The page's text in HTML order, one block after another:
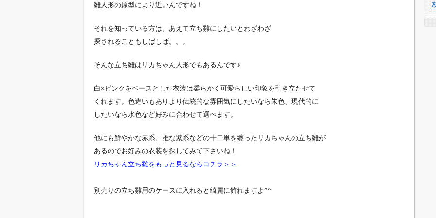
雛人形の原型により近いんですね！
それを知っている方は、あえて立ち雛にしたいとわざわざ
探されることもしばしば。。。
そんな立ち雛はリカちゃん人形でもあるんです♪
白×ピンクをベースとした衣装は柔らかく可愛らしい印象を引き立たせて
くれます。色違いもありより伝統的な雰囲気にしたいなら朱色、現代的に
したいなら水色など好みに合わせて選べます。
他にも鮮やかな赤系、雅な紫系などの十二単を纏ったリカちゃんの立ち雛が
あるのでお好みの衣装を探してみて下さいね！
リカちゃん立ち雛をもっと見るならコチラ＞＞
別売りの立ち雛用のケースに入れると綺麗に飾れますよ^^